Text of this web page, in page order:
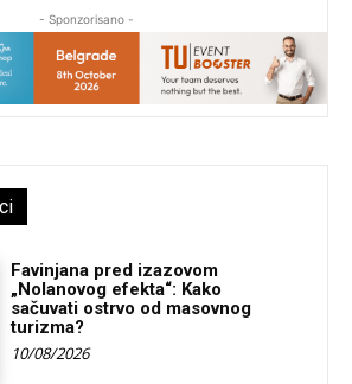
- Sponzorisano -
Favinjana pred izazovom
„Nolanovog efekta“: Kako
sačuvati ostrvo od masovnog
turizma?
10/08/2026